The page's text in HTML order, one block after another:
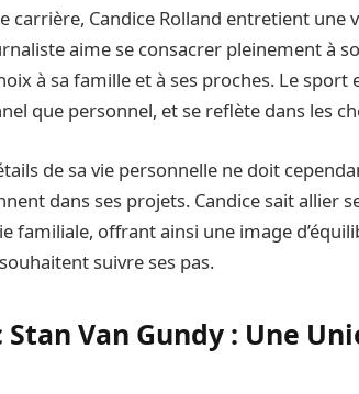
carrière, Candice Rolland entretient une
aime se consacrer pleinement à
à sa famille et à ses proches. Le
que personnel, et se reflète dans les
de sa vie personnelle ne doit
dans ses projets. Candice sait allier
familiale, offrant ainsi une image
suivre ses pas.
Van Gundy : Une